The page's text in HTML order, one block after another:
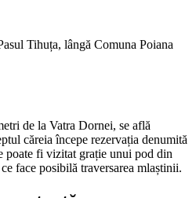
Tihuța, lângă Comuna Poiana
de la Vatra Dornei, se află
căreia începe rezervația denumită
poate fi vizitat grație unui pod din
face posibilă traversarea mlaștinii.